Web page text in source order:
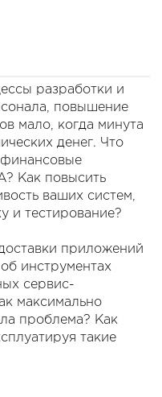
разработки и
повышение
мало, когда минута
денег. Что
финансовые
Как повысить
ваших систем,
и тестирование?
приложений
инструментах
сервис-
максимально
проблема? Как
такие